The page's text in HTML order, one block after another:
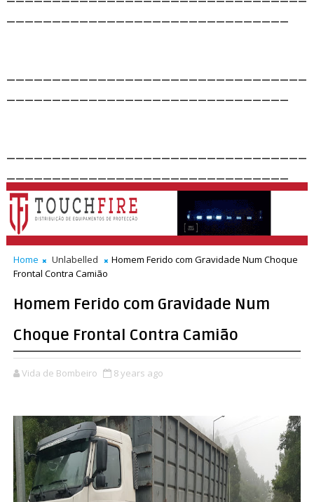
Home Unlabelled
Homem Ferido com Gravidade Num Choque
Frontal Contra Camião
Homem Ferido com Gravidade Num
Choque Frontal Contra Camião
Vida de Bombeiro 8 years ago